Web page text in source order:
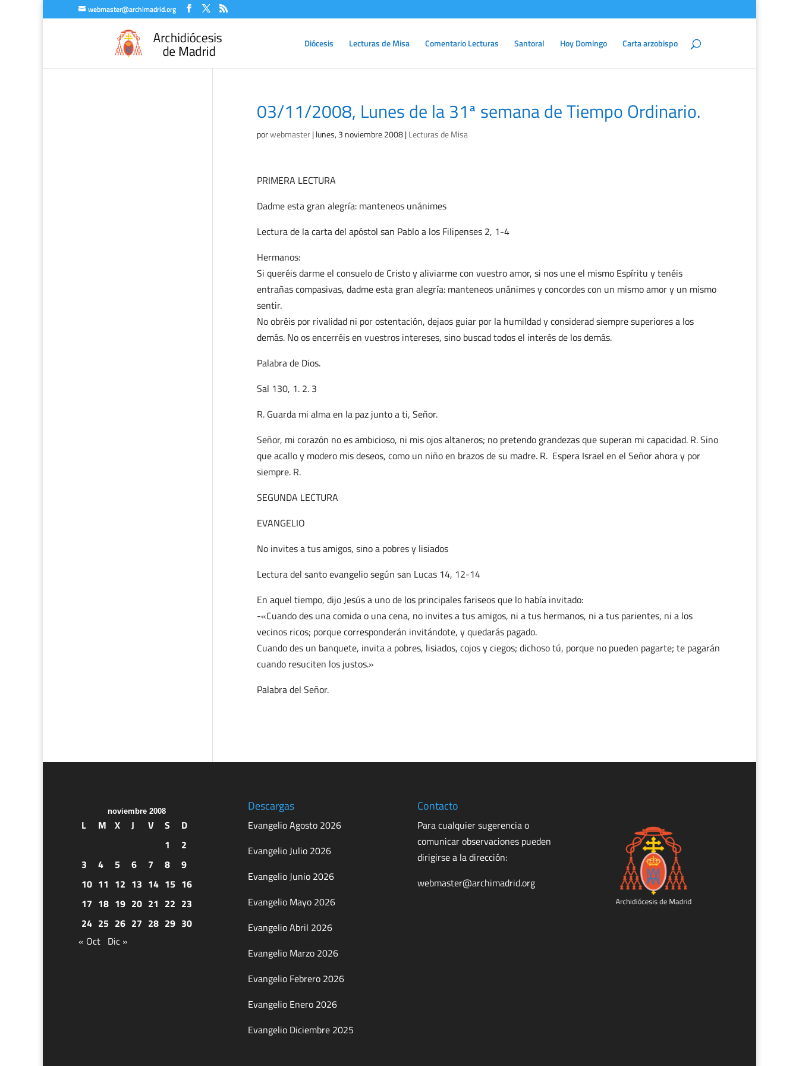
webmaster@archimadrid.org
Diócesis Lecturas de Misa Comentario Lecturas Santoral Hoy Domingo Carta arzobispo
03/11/2008, Lunes de la 31ª semana de Tiempo Ordinario.
porwebmaster|lunes, 3 noviembre 2008|Lecturas de Misa
PRIMERA LECTURA
Dadme esta gran alegría: manteneos unánimes
Lectura de la carta del apóstol san Pablo a los Filipenses 2, 1-4
Hermanos:
Si queréis darme el consuelo de Cristo y aliviarme con vuestro amor, si nos une el mismo Espíritu y tenéis
entrañas compasivas, dadme esta gran alegría: manteneos unánimes y concordes con un mismo amor y un mismo
sentir.
No obréis por rivalidad ni por ostentación, dejaos guiar por la humildad y considerad siempre superiores a los
demás. No os encerréis en vuestros intereses, sino buscad todos el interés de los demás.
Palabra de Dios.
Sal 130, 1. 2. 3
R. Guarda mi alma en la paz junto a ti, Señor.
Señor, mi corazón no es ambicioso, ni mis ojos altaneros; no pretendo grandezas que superan mi capacidad. R. Sino
que acallo y modero mis deseos, como un niño en brazos de su madre. R. Espera Israel en el Señor ahora y por
siempre. R.
SEGUNDA LECTURA
EVANGELIO
No invites a tus amigos, sino a pobres y lisiados
Lectura del santo evangelio según san Lucas 14, 12-14
En aquel tiempo, dijo Jesús a uno de los principales fariseos que lo había invitado:
-«Cuando des una comida o una cena, no invites a tus amigos, ni a tus hermanos, ni a tus parientes, ni a los
vecinos ricos; porque corresponderán invitándote, y quedarás pagado.
Cuando des un banquete, invita a pobres, lisiados, cojos y ciegos; dichoso tú, porque no pueden pagarte; te pagarán
cuando resuciten los justos.»
Palabra del Señor.
noviembre 2008
L M X J V S
D
1
2
3
4 5 6 7 8
9
10 11 12 13 14 15 16
17 18 19 20 21 22 23
24 25 26 27 28 29 30
« Oct Dic »
Descargas
Evangelio Agosto 2026
Evangelio Julio 2026
Evangelio Junio 2026
Evangelio Mayo 2026
Evangelio Abril 2026
Evangelio Marzo 2026
Evangelio Febrero 2026
Evangelio Enero 2026
Evangelio Diciembre 2025
Contacto
Para cualquier sugerencia o
comunicar observaciones pueden
dirigirse a la dirección:
webmaster@archimadrid.org